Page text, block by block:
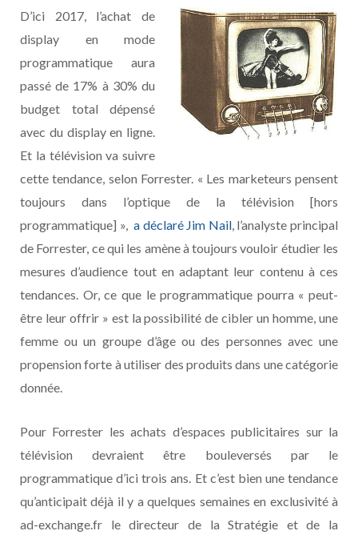
D’ici 2017, l’achat de
display en mode
programmatique aura
passé de 17% à 30% du
budget total dépensé
avec du display en ligne.
Et la télévision va suivre
cette tendance, selon Forrester. « Les marketeurs pensent
toujours dans l’optique de la télévision [hors
programmatique] », a déclaré Jim Nail, l’analyste principal
de Forrester, ce qui les amène à toujours vouloir étudier les
mesures d’audience tout en adaptant leur contenu à ces
tendances. Or, ce que le programmatique pourra « peut-
être leur offrir » est la possibilité de cibler un homme, une
femme ou un groupe d’âge ou des personnes avec une
propension forte à utiliser des produits dans une catégorie
donnée.
Pour Forrester les achats d’espaces publicitaires sur la
télévision devraient être bouleversés par le
programmatique d’ici trois ans. Et c’est bien une tendance
qu’anticipait déjà il y a quelques semaines en exclusivité à
ad-exchange.fr le directeur de la Stratégie et de la